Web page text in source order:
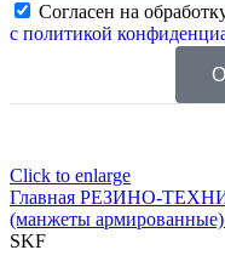
Согласен на
с политикой
Click to enlarge
Главная РЕЗИНО-
(манжеты армированные)
SKF